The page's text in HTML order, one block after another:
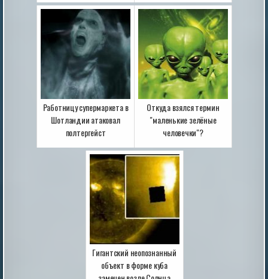
Работницу супермаркета в
Шотландии атаковал
полтергейст
Откуда взялся термин
"маленькие зелёные
человечки"?
Гигантский неопознанный
объект в форме куба